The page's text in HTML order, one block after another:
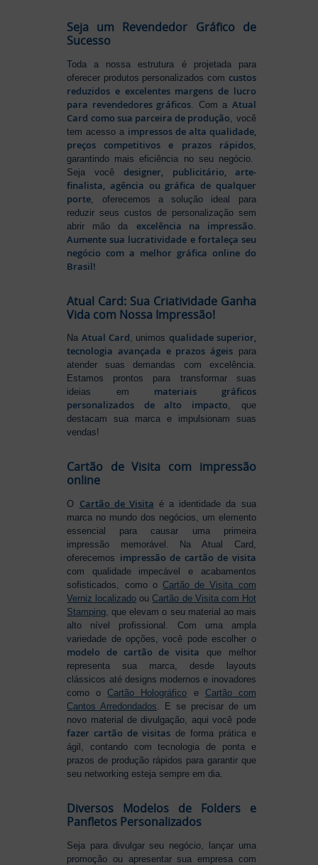
Seja um Revendedor Gráfico de
Sucesso
Toda a nossa estrutura é projetada para
oferecer produtos personalizados com custos
reduzidos e excelentes margens de lucro
para revendedores gráficos . Com a Atual
Card como sua parceira de produção , você
tem acesso a impressos de alta qualidade,
preços competitivos e prazos rápidos,
garantindo mais eficiência no seu negócio.
Seja vocêdesigner, publicitário, arte-
finalista, agência ou gráfica de qualquer
porte , oferecemos a solução ideal para
reduzir seus custos de personalização sem
abrir mão da excelência na impressão
Aumente sua lucratividade e fortaleça seu
negócio com a melhor gráfica online do
Brasil!
Atual Card: Sua Criatividade Ganha
Vida com Nossa Impressão!
Na Atual Card, unimos qualidade superior,
tecnologia avançada e prazos ágeispara
atender suas demandas com excelência.
Estamos prontos para transformar suas
ideias em materiais gráficos
personalizados de alto impacto, que
destacam sua marca e impulsionam suas
vendas!
Cartão de Visita com impressão
online
O Cartão de Visita é a identidade da sua
marca no mundo dos negócios, um elemento
essencial para causar uma primeira
impressão memorável. Na Atual Card,
oferecemos impressão de cartão de visita
com qualidade impecável e acabamentos
sofisticados, como o Cartão de Visita com
Verniz localizado ouCartão de Visita com Hot
Stamping, que elevam o seu material ao mais
alto nível profissional. Com uma ampla
variedade de opções, você pode escolher o
modelo de cartão de visita que melhor
representa sua marca, desde layouts
clássicos até designs modernos e inovadores
como oCartão Holográfico e Cartão com
Cantos Arredondados. E se precisar de um
novo material de divulgação, aqui você pode
fazer cartão de visitas de forma prática e
ágil, contando com tecnologia de ponta e
prazos de produção rápidos para garantir que
seu networking esteja sempre em dia.
Diversos Modelos de Folders e
Panfletos Personalizados
Seja para divulgar seu negócio, lançar uma
promoção ou apresentar sua empresa com